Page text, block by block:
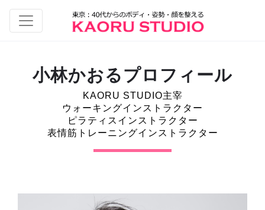
小林かおるプロフィール
KAORU STUDIO主宰
ウォーキングインストラクター
ピラティスインストラクター
表情筋トレーニングインストラクター